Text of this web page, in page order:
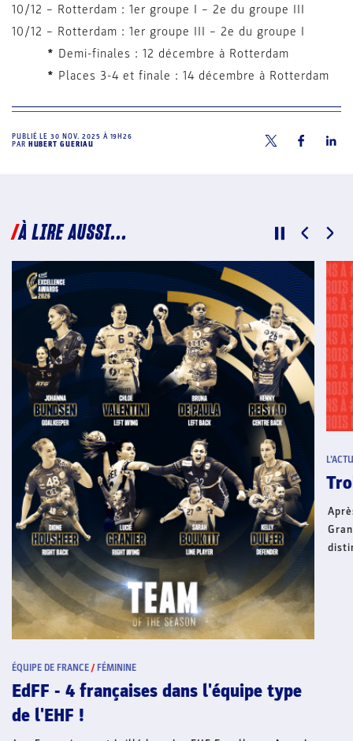
10/12 – Rotterdam : 1er groupe I – 2e du groupe III
10/12 – Rotterdam : 1er groupe III – 2e du groupe I
* Demi-finales : 12 décembre à Rotterdam
* Places 3-4 et finale : 14 décembre à Rotterdam
PUBLIÉ LE30 NOV. 2025 À 19H26
PAR HUBERT GUERIAU
À LIRE AUSSI...
ÉQUIPE DE FRANCE / FÉMININE
EdFF - 4 françaises dans l'équipe type
de l'EHF !